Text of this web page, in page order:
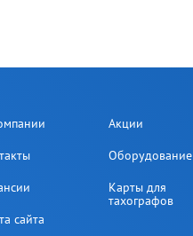
сайта
Акции
Оборудование
Карты для
тахографов